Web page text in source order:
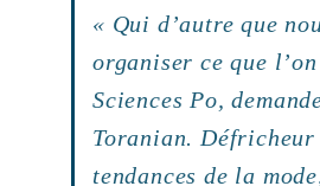
« Qui d’autre que
organiser ce que
Sciences Po,
Toranian. Défricheur
tendances de la